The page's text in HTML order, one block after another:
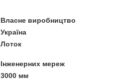
Власне виробництво
Україна
Лоток
Інженерних мереж
3000 мм